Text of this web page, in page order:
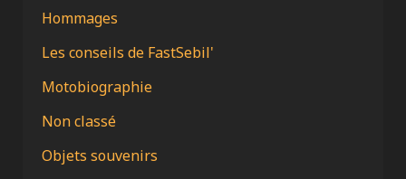
Hommages
Les conseils de FastSebil'
Motobiographie
Non classé
Objets souvenirs